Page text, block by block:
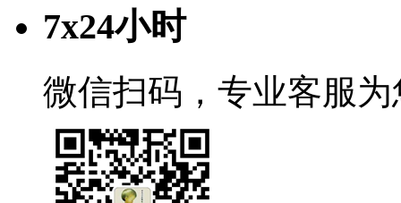
7x24小时
微信扫码，专业客服